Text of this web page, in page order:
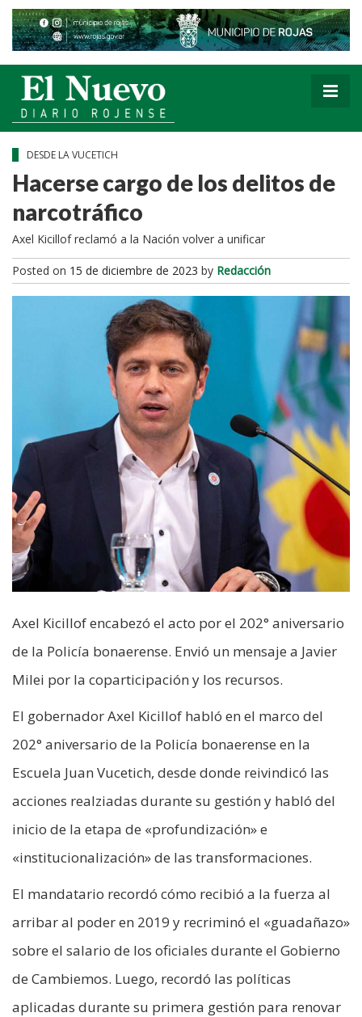
DESDE LA VUCETICH
Hacerse cargo de los delitos de
narcotráfico
Axel Kicillof reclamó a la Nación volver a unificar
Posted on 15 de diciembre de 2023 by Redacción
Axel Kicillof encabezó el acto por el 202° aniversario
de la Policía bonaerense. Envió un mensaje a Javier
Milei por la coparticipación y los recursos.
El gobernador Axel Kicillof habló en el marco del
202° aniversario de la Policía bonaerense en la
Escuela Juan Vucetich, desde donde reivindicó las
acciones realziadas durante su gestión y habló del
inicio de la etapa de «profundización» e
«institucionalización» de las transformaciones.
El mandatario recordó cómo recibió a la fuerza al
arribar al poder en 2019 y recriminó el «guadañazo»
sobre el salario de los oficiales durante el Gobierno
de Cambiemos. Luego, recordó las políticas
aplicadas durante su primera gestión para renovar